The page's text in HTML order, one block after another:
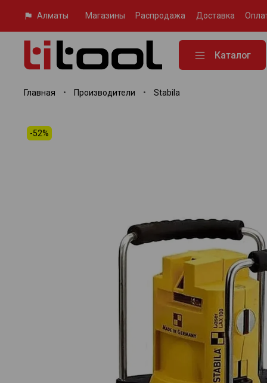
Алматы Магазины Распродажа Доставка
Каталог
Главная Производители Stabila
-52%